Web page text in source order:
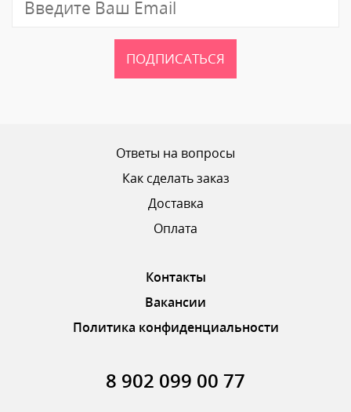
ОТПРАВИТЬ ОТЗЫВ
ПОДПИСАТЬСЯ
Ответы на вопросы
Как сделать заказ
Доставка
Оплата
Контакты
Вакансии
Политика конфиденциальности
8 902 099 00 77